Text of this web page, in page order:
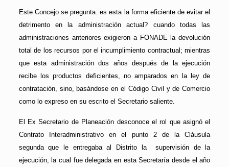
Este Concejo se pregunta: es esta la forma eficiente de evitar el
detrimento en la administración actual? cuando todas las
administraciones anteriores exigieron a FONADE la devolución
total de los recursos por el incumplimiento contractual; mientras
que esta administración dos años después de la ejecución
recibe los productos deficientes, no amparados en la ley de
contratación, sino, basándose en el Código Civil y de Comercio
como lo expreso en su escrito el Secretario saliente.
El Ex Secretario de Planeación desconoce el rol que asignó el
Contrato Interadministrativo en el punto 2 de la Cláusula
segunda que le entregaba al Distrito la supervisión de la
ejecución, la cual fue delegada en esta Secretaría desde el año